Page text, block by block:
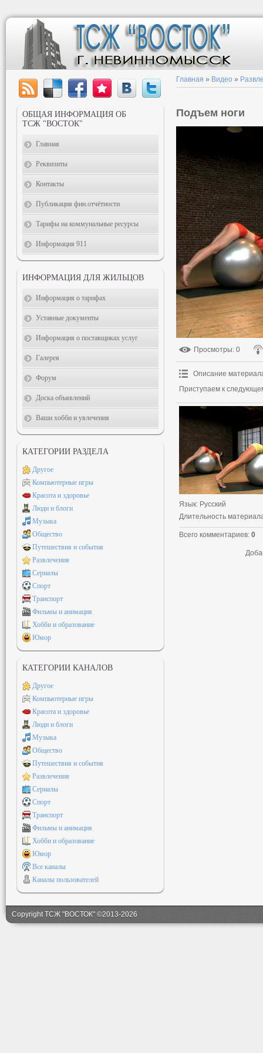
Главная » Видео »
Подъем ноги
Просмотры: 0
Описание
Приступаем к
Язык: Русский
Длительность
Всего комментариев: 0
ОБЩАЯ ИНФОРМАЦИЯ ОБ
ТСЖ "ВОСТОК"
Главная
Реквизиты
Контакты
Публикация фин.отчётности
Тарифы на коммунальные ресурсы
Информация 911
ИНФОРМАЦИЯ ДЛЯ ЖИЛЬЦОВ
Информация о тарифах
Уставные документы
Информация о поставщиках услуг
Галерея
Форум
Доска объявлений
Ваши хобби и увлечения
КАТЕГОРИИ РАЗДЕЛА
Другое
Компьютерные игры
Красота и здоровье
Люди и блоги
Музыка
Общество
Путешествия и события
Развлечения
Сериалы
Спорт
Транспорт
Фильмы и анимация
Хобби и образование
Юмор
КАТЕГОРИИ КАНАЛОВ
Другое
Компьютерные игры
Красота и здоровье
Люди и блоги
Музыка
Общество
Путешествия и события
Развлечения
Сериалы
Спорт
Транспорт
Фильмы и анимация
Хобби и образование
Юмор
Все каналы
Каналы пользователей
Copyright ТСЖ "ВОСТОК" ©2013-2026